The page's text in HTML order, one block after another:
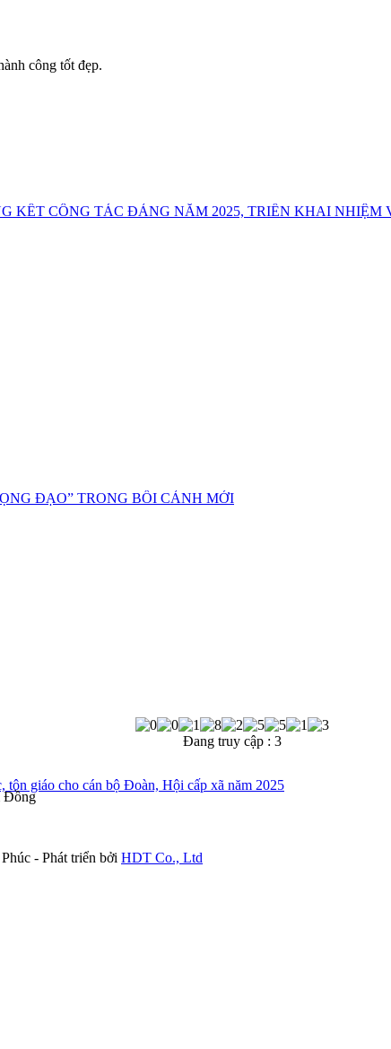
công tốt đẹp.
KẾT CÔNG TÁC ĐẢNG NĂM 2025, TRIỂN KHAI NHIỆM
ĐẠO” TRONG BỐI CẢNH MỚI
tôn giáo cho cán bộ Đoàn, Hội cấp xã năm 2025
Đang truy cập : 3
Đồng
- Phát triển bởi HDT Co., Ltd